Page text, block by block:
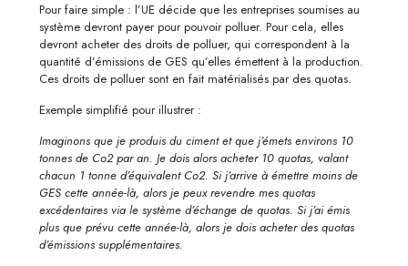
Pour faire simple : l’UE décide que les entreprises soumises au
système devront payer pour pouvoir polluer. Pour cela, elles
devront acheter des droits de polluer, qui correspondent à la
quantité d’émissions de GES qu’elles émettent à la production.
Ces droits de polluer sont en fait matérialisés par des quotas.
Exemple simplifié pour illustrer :
Imaginons que je produis du ciment et que j’émets environs 10
tonnes de Co2 par an. Je dois alors acheter 10 quotas, valant
chacun 1 tonne d’équivalent Co2. Si j’arrive à émettre moins de
GES cette année-là, alors je peux revendre mes quotas
excédentaires via le système d’échange de quotas. Si j’ai émis
plus que prévu cette année-là, alors je dois acheter des quotas
d’émissions supplémentaires.